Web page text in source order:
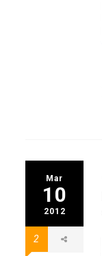
Mar
10
2012
2